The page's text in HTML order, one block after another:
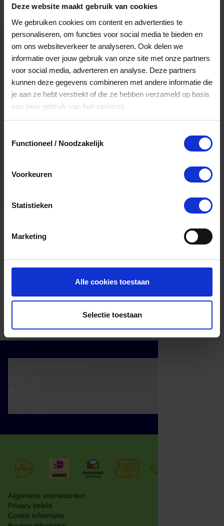
Deze website maakt gebruik van cookies
We gebruiken cookies om content en advertenties te
personaliseren, om functies voor social media te bieden en
om ons websiteverkeer te analyseren. Ook delen we
informatie over jouw gebruik van onze site met onze partners
voor social media, adverteren en analyse. Deze partners
kunnen deze gegevens combineren met andere informatie die
je aan ze hebt verstrekt of die ze hebben verzameld op basis
van jouw gebruik van hun services.
Klikhiervoor ons cookiebeleid.
Functioneel / Noodzakelijk
Voorkeuren
Statistieken
Marketing
Alle cookies toestaan
Selectie toestaan
Veelgestelde Vragen
Hoelang blijft mijn saldo geldig?
Het volledige saldo op de VVV cadeaukaart
is minimaal drie jaar geldig.
Kan ik het saldo in delen besteden?
Kan ik het saldo in delen besteden?
cadeaukaart in delen uitgeven.
Algemene voorwaarden
Privacy beleid
Cookie informatie